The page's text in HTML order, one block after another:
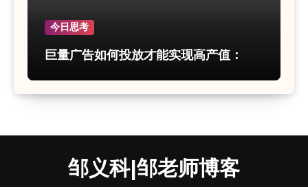
今日思考
巨量广告如何投放才能实现高产值：
邹义科|邹老师博客